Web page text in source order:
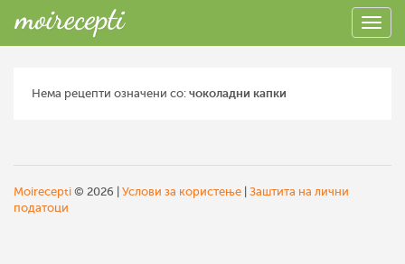
Нема рецепти означени со: чоколадни капки
Moirecepti © 2026 | Услови за користење Заштита на лични
податоци